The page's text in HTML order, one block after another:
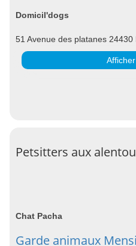
Domicil'dogs
51 Avenue des platanes 24430
Petsitters aux
Chat Pacha
Garde animaux